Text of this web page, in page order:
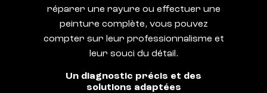
réparer une rayure ou effectuer une
peinture complète, vous pouvez
compter sur leur professionnalisme et
leur souci du détail.
Un diagnostic précis et des
solutions adaptées